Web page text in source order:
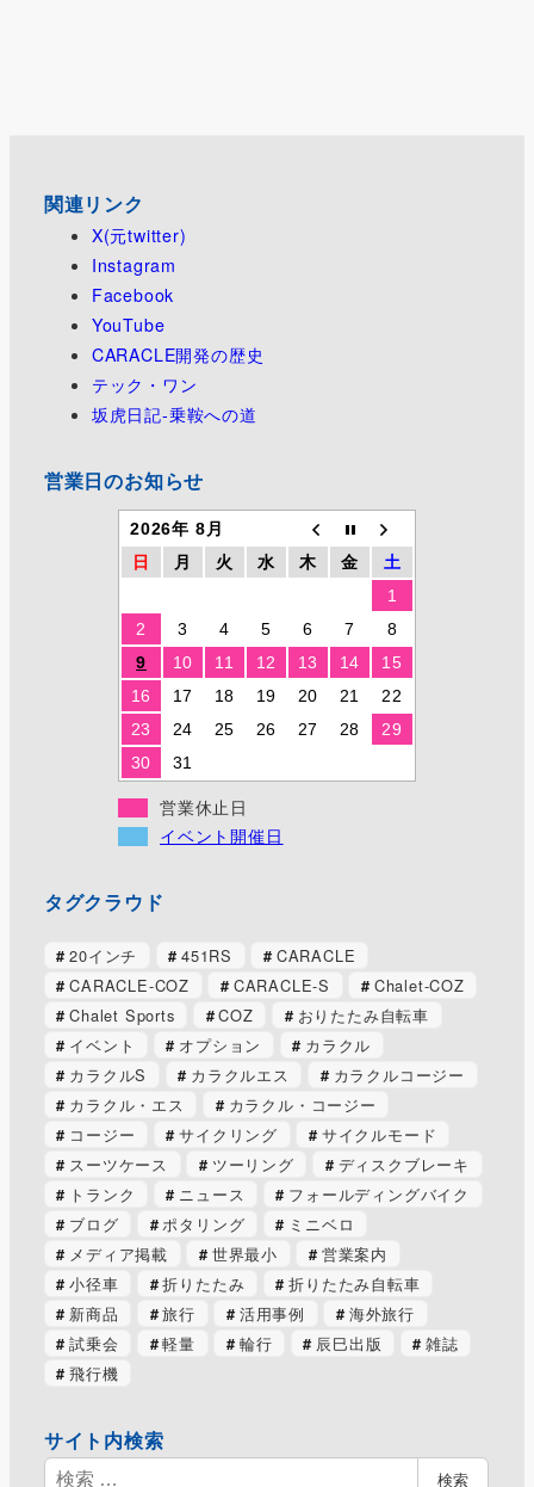
関連リンク
X(元twitter)
Instagram
Facebook
YouTube
CARACLE開発の歴史
テック・ワン
坂虎日記-乗鞍への道
営業日のお知らせ
2026年 8月
日
月 火 水 木 金
土
1
2
3 4 5 6 7
8
9
10 11 12 13 14
15
16
17 18 19 20 21
22
23
24 25 26 27 28
29
30
31
営業休止日
イベント開催日
タグクラウド
20インチ 451RS
CARACLE
CARACLE-COZ
CARACLE-S
Chalet-COZ
Chalet Sports
COZ
おりたたみ自転車
イベント
オプション
カラクル
カラクルS
カラクルエス
カラクルコージー
カラクル・エス
カラクル・コージー
コージー
サイクリング
サイクルモード
スーツケース
ツーリング
ディスクブレーキ
トランク
ニュース
フォールディングバイク
ブログ
ポタリング
ミニベロ
メディア掲載
世界最小
営業案内
小径車
折りたたみ
折りたたみ自転車
新商品
旅行 活用事例
海外旅行
試乗会
軽量 輪行 辰巳出版
雑誌
飛行機
サイト内検索
検 検索